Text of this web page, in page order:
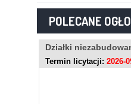
POLECANE
Działki
Termin licytacji: 2026-